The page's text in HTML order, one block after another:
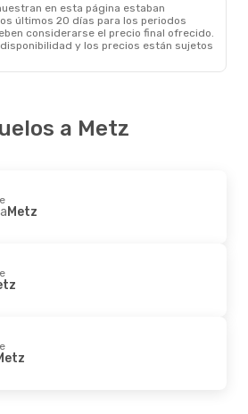
en esta página estaban
últimos 20 días para los periodos
considerarse el precio final ofrecido.
y los precios están sujetos
a Metz
aMetz